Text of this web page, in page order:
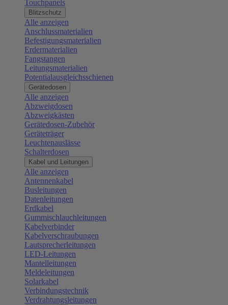
Touchpanels
Blitzschutz
Alle anzeigen
Anschlussmaterialien
Befestigungsmaterialien
Erdermaterialien
Fangstangen
Leitungsmaterialien
Potentialausgleichsschienen
Gerätedosen
Alle anzeigen
Abzweigdosen
Abzweigkästen
Gerätedosen-Zubehör
Geräteträger
Leuchtenauslässe
Schalterdosen
Kabel und Leitungen
Alle anzeigen
Antennenkabel
Busleitungen
Datenleitungen
Erdkabel
Gummischlauchleitungen
Kabelverbinder
Kabelverschraubungen
Lautsprecherleitungen
LED-Leitungen
Mantelleitungen
Meldeleitungen
Solarkabel
Verbindungstechnik
Verdrahtungsleitungen